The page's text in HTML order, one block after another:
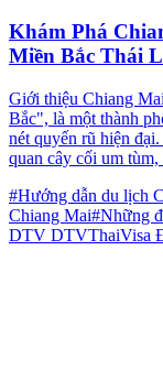
Khám Phá
Miền Bắc Thái
Giới thiệu Chiang
Bắc", là một thành
nét quyến rũ hiện
quan cây cối um
#Hướng dẫn du lịch
Chiang Mai#Những
DTV DTVThaiVisa